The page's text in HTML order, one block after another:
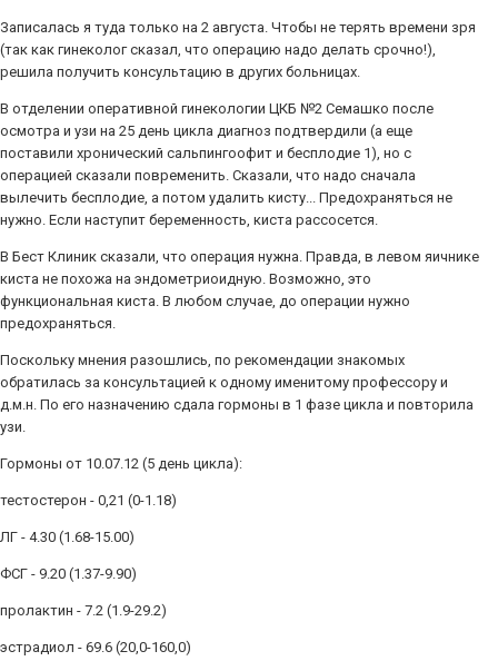
Записалась я туда только на 2 августа. Чтобы не терять времени зря
(так как гинеколог сказал, что операцию надо делать срочно!),
решила получить консультацию в других больницах.
В отделении оперативной гинекологии ЦКБ №2 Семашко после
осмотра и узи на 25 день цикла диагноз подтвердили (а еще
поставили хронический сальпингоофит и бесплодие 1), но с
операцией сказали повременить. Сказали, что надо сначала
вылечить бесплодие, а потом удалить кисту... Предохраняться не
нужно. Если наступит беременность, киста рассосется.
В Бест Клиник сказали, что операция нужна. Правда, в левом яичнике
киста не похожа на эндометриоидную. Возможно, это
функциональная киста. В любом случае, до операции нужно
предохраняться.
Поскольку мнения разошлись, по рекомендации знакомых
обратилась за консультацией к одному именитому профессору и
д.м.н. По его назначению сдала гормоны в 1 фазе цикла и повторила
узи.
Гормоны от 10.07.12 (5 день цикла):
тестостерон - 0,21 (0-1.18)
ЛГ - 4.30 (1.68-15.00)
ФСГ - 9.20 (1.37-9.90)
пролактин - 7.2 (1.9-29.2)
эстрадиол - 69.6 (20,0-160,0)